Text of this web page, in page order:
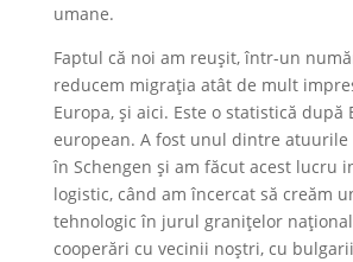
umane.
Faptul că noi am reușit, într-un
reducem migrația atât de mult
Europa, și aici. Este o statistică după
european. A fost unul dintre
în Schengen și am făcut acest lucru
logistic, când am încercat să creăm
tehnologic în jurul granițelor
cooperări cu vecinii noștri, cu